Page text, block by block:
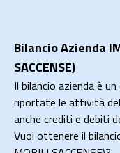
Bilancio Azienda
SACCENSE)
Il bilancio azienda è
riportate le attività
anche crediti e debiti
Vuoi ottenere il